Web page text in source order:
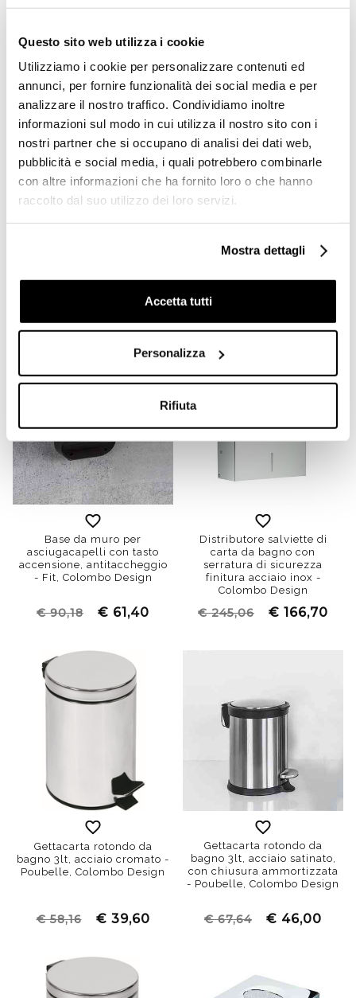
Questo sito web utilizza i cookie
Utilizziamo i cookie per personalizzare contenuti ed
annunci, per fornire funzionalità dei social media e per
analizzare il nostro traffico. Condividiamo inoltre
informazioni sul modo in cui utilizza il nostro sito con i
nostri partner che si occupano di analisi dei dati web,
pubblicità e social media, i quali potrebbero combinarle
con altre informazioni che ha fornito loro o che hanno
raccolto dal suo utilizzo dei loro servizi.
Mostra dettagli
Accetta tutti
Personalizza
Rifiuta
€ 136,20
completo di presa
universale 220V nero da
€ 244,03
Base da muro per
asciugacapelli con tasto
accensione, antitaccheggio
- Fit, Colombo Design
€ 90,18 € 61,40
Distributore salviette di
carta da bagno con
serratura di sicurezza
finitura acciaio inox -
Colombo Design
€ 245,06 € 166,70
Gettacarta rotondo da
bagno 3lt, acciaio cromato -
Poubelle, Colombo Design
€ 58,16 € 39,60
Gettacarta rotondo da
bagno 3lt, acciaio satinato,
con chiusura ammortizzata
- Poubelle, Colombo Design
€ 67,64 € 46,00